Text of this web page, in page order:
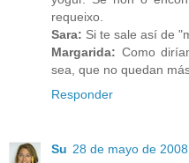
requeixo.
Sara: Si te sale así de
Margarida: Como
sea, que no quedan
Responder
Su 28 de mayo de